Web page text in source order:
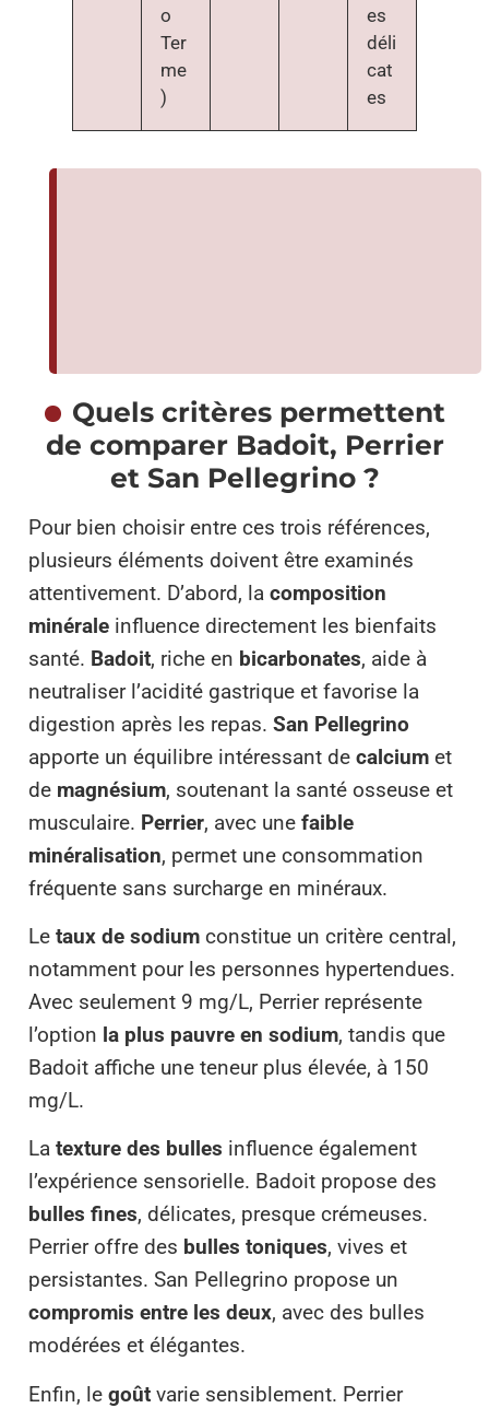
o
Ter
me
)
es
déli
cat
es
Quels critères permettent
de comparer Badoit, Perrier
et San Pellegrino ?
Pour bien choisir entre ces trois références,
plusieurs éléments doivent être examinés
attentivement. D’abord, la composition
minérale influence directement les bienfaits
santé. Badoit, riche en bicarbonates, aide à
neutraliser l’acidité gastrique et favorise la
digestion après les repas. San Pellegrino
apporte un équilibre intéressant de calcium et
de magnésium, soutenant la santé osseuse et
musculaire. Perrier, avec une faible
minéralisation, permet une consommation
fréquente sans surcharge en minéraux.
Le taux de sodium constitue un critère central,
notamment pour les personnes hypertendues.
Avec seulement 9 mg/L, Perrier représente
l’option la plus pauvre en sodium, tandis que
Badoit affiche une teneur plus élevée, à 150
mg/L.
La texture des bulles influence également
l’expérience sensorielle. Badoit propose des
bulles fines, délicates, presque crémeuses.
Perrier offre des bulles toniques, vives et
persistantes. San Pellegrino propose un
compromis entre les deux, avec des bulles
modérées et élégantes.
Enfin, le goût varie sensiblement. Perrier